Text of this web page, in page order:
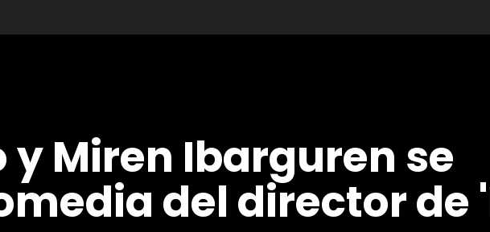
Miren Ibarguren se
del director de